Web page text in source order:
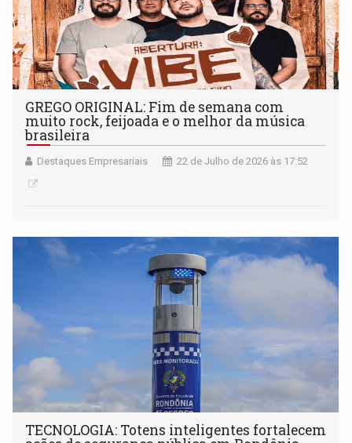
GREGO ORIGINAL: Fim de semana com
muito rock, feijoada e o melhor da música
brasileira
Destaques Empresariais 22 de Julho de 2026 às 17:52
TECNOLOGIA: Totens inteligentes fortalecem